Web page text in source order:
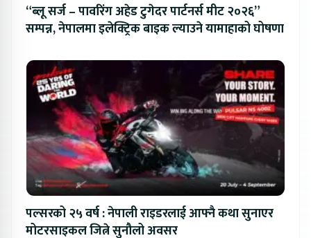
“ब्लू सर्ज – पावरिंग अहेड टुगेदर पार्टनर्स मीट २०२६”
सम्पन्न, नेपालमा इलेक्ट्रिक बाइक ल्याउने यामाहाको घोषणा
पल्सरको २५ वर्ष : नेपाली राइडरलाई आफ्नै कथा सुनाएर
मोटरसाइकल जित्ने सुनौलो अवसर